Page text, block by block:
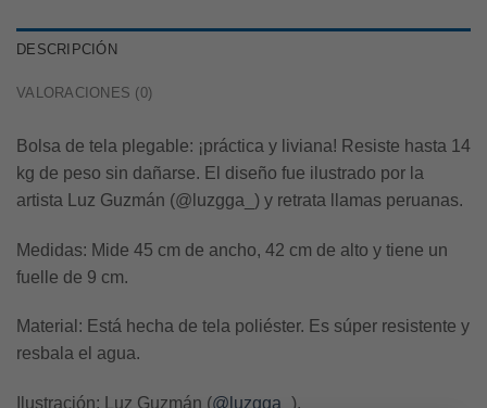
DESCRIPCIÓN
VALORACIONES (0)
Bolsa de tela plegable: ¡práctica y liviana! Resiste hasta 14
kg de peso sin dañarse. El diseño fue ilustrado por la
artista Luz Guzmán (@luzgga_) y retrata llamas peruanas.
Medidas: Mide 45 cm de ancho, 42 cm de alto y tiene un
fuelle de 9 cm.
Material: Está hecha de tela poliéster. Es súper resistente y
resbala el agua.
Ilustración: Luz Guzmán (@luzgga_ ).